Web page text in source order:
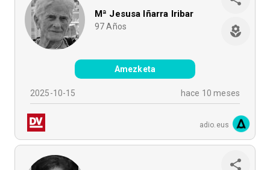
Mª Jesusa Iñarra Iribar
97 Años
Amezketa
2025-10-15 hace 10 meses
adio.eus